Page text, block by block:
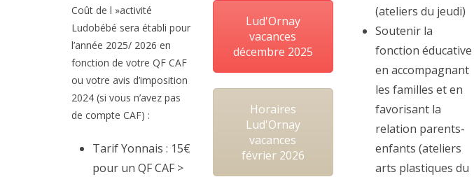
Coût de l »activité
Ludobébé sera établi pour
l’année 2025/ 2026 en
fonction de votre QF CAF
ou votre avis d’imposition
2024 (si vous n’avez pas
de compte CAF) :
Tarif Yonnais : 15€
pour un QF CAF >
Lud'Ornay
vacances
décembre 2025
Horaires
Lud'Ornay
vacances
février 2026
(ateliers du jeudi)
Soutenir la
fonction éducative
en accompagnant
les familles et en
favorisant la
relation parents-
enfants (ateliers
arts plastiques du